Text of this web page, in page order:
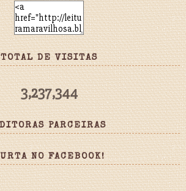
TOTAL DE VISITAS
3,237,344
PARCEIRAS
NO FACEBOOK!